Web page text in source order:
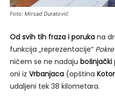
Foto: Mirsad Duratović
Od svih tih fraza i poruka na
funkcija „reprezentacije“
ničem se ne nadaju bošnjački
oni iz Vrbanjaca (opština
udaljeni tek 38 kilometara.